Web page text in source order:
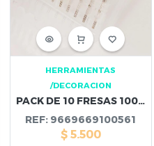
HERRAMIENTAS
/DECORACION
PACK DE 10 FRESAS 10056
REF: 9669669100561
$ 5.500